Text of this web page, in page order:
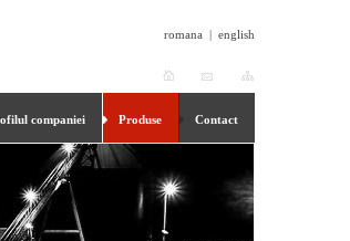
romana | english
companiei Produse Contact